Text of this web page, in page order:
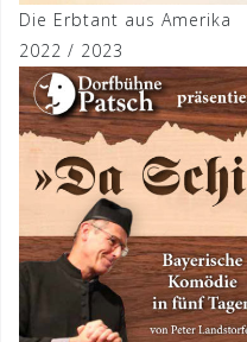
Die Erbtant aus Amerika
2022 / 2023